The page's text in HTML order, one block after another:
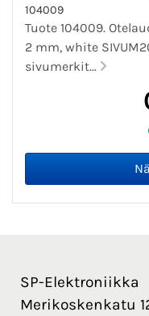
104009
Tuote 104009.
2 mm, white
sivumerkit...
SP-Elektroniikka
Merikoskenkatu